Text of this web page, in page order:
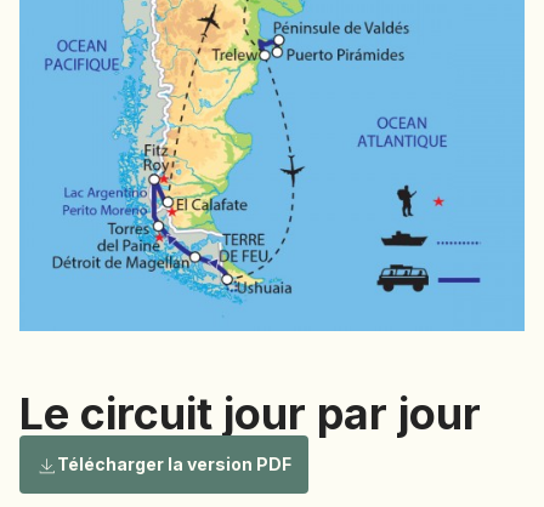
NICARAGUA
OUGANDA
OUZBÉKISTAN
PAKISTAN
PANAMA
PÉROU
RWANDA
SALVADOR
Le circuit jour par jour
Télécharger la version PDF